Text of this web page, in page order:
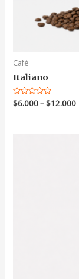
Café
Italiano
Valorado
en
$6.000–$12.000